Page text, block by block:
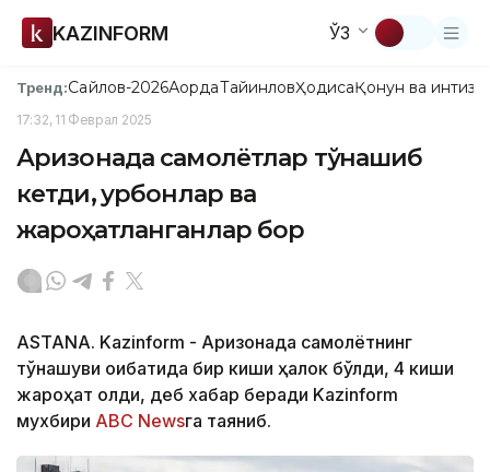
KAZINFORM ЎЗ
Тренд:Сайлов-2026АқордаТайинловҲодисаҚонун ва
17:32, 11 Феврал 2025
Аризонада самолётлар тўқнашиб
кетди, қурбонлар ва
жароҳатланганлар бор
ASTANA. Kazinform - Аризонада самолётнинг
тўқнашуви оқибатида бир киши ҳалок бўлди, 4 киши
жароҳат олди, деб хабар беради Kazinform
мухбири ABC Newsга таяниб.